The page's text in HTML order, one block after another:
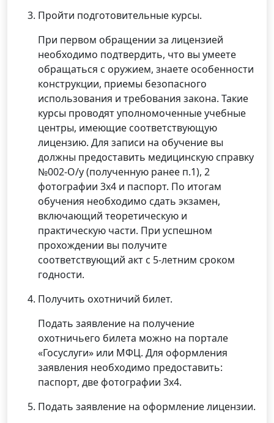
Пройти подготовительные курсы.
При первом обращении за лицензией
необходимо подтвердить, что вы умеете
обращаться с оружием, знаете особенности
конструкции, приемы безопасного
использования и требования закона. Такие
курсы проводят уполномоченные учебные
центры, имеющие соответствующую
лицензию. Для записи на обучение вы
должны предоставить медицинскую справку
№002-О/у (полученную ранее п.1), 2
фотографии 3х4 и паспорт. По итогам
обучения необходимо сдать экзамен,
включающий теоретическую и
практическую части. При успешном
прохождении вы получите
соответствующий акт с 5-летним сроком
годности.
Получить охотничий билет.
Подать заявление на получение
охотничьего билета можно на портале
«Госуслуги» или МФЦ. Для оформления
заявления необходимо предоставить:
паспорт, две фотографии 3х4.
Подать заявление на оформление лицензии.